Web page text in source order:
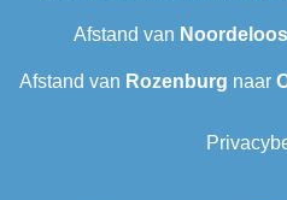
Afstand van Noordeloos
Afstand van Rozenburg naar